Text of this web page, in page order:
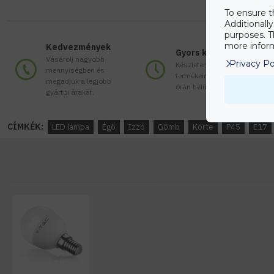
Kedvezmények
Vásárolj nagyobb
mennyiségben és
megadjuk a legjobb
gyártói árakat.
Gyors kiszállítás
Készleten lévő
termékeinket akár 24
órán belül megkaphatod!
CÍMKÉK: LED lámpa Égő Izzó Gömb Körte P45 E17
To ensure
purposes.
more
Privacy